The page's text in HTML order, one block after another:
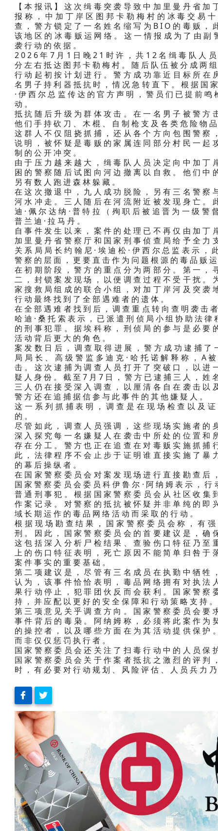
【本报讯】这次缉毒突袭导致中加里曼丹省
报称，中加丁岸区图邦卡勒梅村的冰毒交易
查，警方锁定了一名姓名缩写为BIO的毒贩，
该地区的冰毒贩运网络。这一情报成为了由副
袭行动的依据。
2026年7月1日晚21时许，共12名缉毒队人
分左右抵达图邦卡勒梅村。随后队伍被分成两
行动起初按计划进行。警方成功靠近目标所
名男子持利器抵抗时，情况急转直下。根据国
·伊西尔总监传达的官方声明，警员们已提前
动。
抵抗随后升级为群体攻击。在一名男子被警
他们手持砍刀、木棍、自制枪支及各类危险物
这群人不仅阻挠抓捕，还从各个方向包围警
说明，被怀疑是毒贩的家属连同部分村民一
制的公开冲突。
由于压力越来越大，缉毒队人员决定向中加
困的警察随后试图向河边撤离以自救。他们
另有数人跑进森林躲藏。
在这次撤退中，九人成功脱险，另有三名警
河水冲走。三人随后在河流附近被发现身亡
迪·佩尔达纳·普特拉（殉职后被追晋为一级
普兰迪·拉马丹。
自事件发生以来，案件的处理已不再仅由加
加里曼丹省警察厅和国家刑事侦查局给予全
关系局局长约翰尼·埃迪松·伊西尔总监表示
警察的层面，更要直击作为问题根源的毒品贩
在初期阶段，警方的重点分为两部分。第一
二，封锁案发现场，以便调查过程不受干扰
家搜救局组成的联合小组，对加丁岸河及突
行动最终找到了全部遇难者的遗体。
在全部遇难者找到后，调查重点转向查明袭击
哈迪·桑托索表示，已派遣刑侦局小组协助法
的刑事犯罪。据埃科称，刑侦局的参与是必
活动背后更大的角色。
案发数日后，调查取得进展，警方成功逮捕
局局长、高级警监多迪克·哈托诺解释称，A
击。这次逮捕为调查人员打开了突破口，以
疑人身份。截至7月7日，警方已逮捕三人，姓
三人仍在接受深入调查，以厘清各自在袭击
警方还在追捕据信参与此事件的其他嫌疑人。
这一系列抓捕表明，调查是在现场检查以及
的。
尽管如此，调查人员强调，这些现场实施者
深入探究每一名嫌疑人在袭击中所处的位置
存在分工。警方也正在追查在对毒贩实施抓
此，法律程序不会止步于证明谁直接实施了
的幕后操纵者。
在国家警察委员会对案发现场进行直接勘查
国家警察委员会委员科伊鲁尔·阿纳姆表示，
普通刑事犯。根据国家警察委员会从社区收
作案记录。对警察的抵抗被怀疑并非单纯的
域长期运作的毒品网络活动而采取的行动。
根据现场勘查结果，国家警察委员会称，有
刑。因此，国家警察委员会的首要建议是，
这包括深入分析尸检结果、查验伤口特征乃
上的伤口特征表明，死亡原因不能简单归咎
案件事实的重要基础。
第二项建议是，尽管有三名成员在执勤中牺
认为，该事件恰恰表明，毒品网络拥有对执
果行动停止，犯罪团伙反而会获利。国家警
持，并应配以更好的安全保障和行动策略支持
第三项意见关乎调查方向。国家警察委员会
事件背后的毒枭。阿纳姆称，必须将此案作
的操控者，以及哪些方面在为其活动提供保
而非仅仅惩罚执行者。
国家警察委员会还关注了扫毒行动中的人员
国家警察委员会关于作案者抵抗之激烈的评
时，有必要对行动规划、风险评估、人员兵力